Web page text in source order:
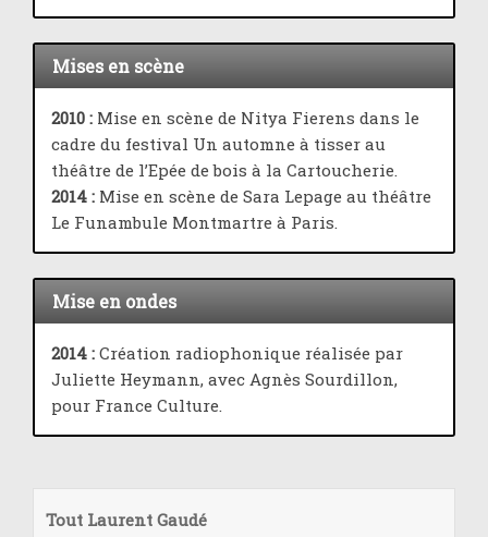
Mises en scène
2010 :Mise en scène de Nitya Fierens dans le
cadre du festival Un automne à tisser au
théâtre de l’Epée de bois à la Cartoucherie.
2014 :Mise en scène de Sara Lepage au théâtre
Le Funambule Montmartre à Paris.
Mise en ondes
2014 :Création radiophonique réalisée par
Juliette Heymann, avec Agnès Sourdillon,
pour France Culture.
Tout Laurent Gaudé